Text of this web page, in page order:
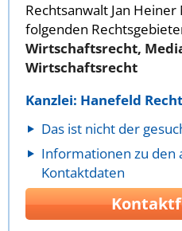
Rechtsanwalt Jan Heiner
folgenden
Wirtschaftsrecht,
Wirtschaftsrecht
Kanzlei: Hanefeld
Das ist nicht der
Informationen zu den
Kontaktdaten